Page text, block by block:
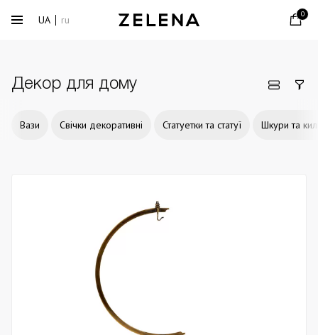
UA ru 0
Декор для дому
Вази Свічки декоративні Статуетки та статуї Шкури та